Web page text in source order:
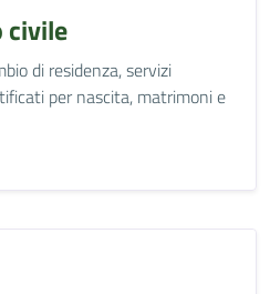
civile
di residenza, servizi
per nascita, matrimoni e